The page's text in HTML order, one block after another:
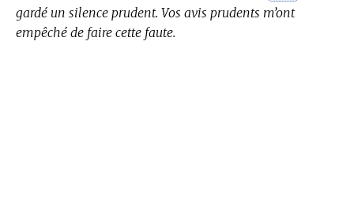
gardé un silence prudent. Vos avis prudents m’ont
empêché de faire cette faute.